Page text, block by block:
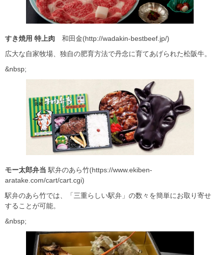
すき焼用 特上肉 和田金(http://wadakin-bestbeef.jp/)
広大な自家牧場、独自の肥育方法で丹念に育てあげられた松阪牛。
&nbsp;
モー太郎弁当 駅弁のあら竹(https://www.ekiben-
aratake.com/cart/cart.cgi)
駅弁のあら竹では、「三重らしい駅弁」の数々を簡単にお取り寄せ
することが可能。
&nbsp;